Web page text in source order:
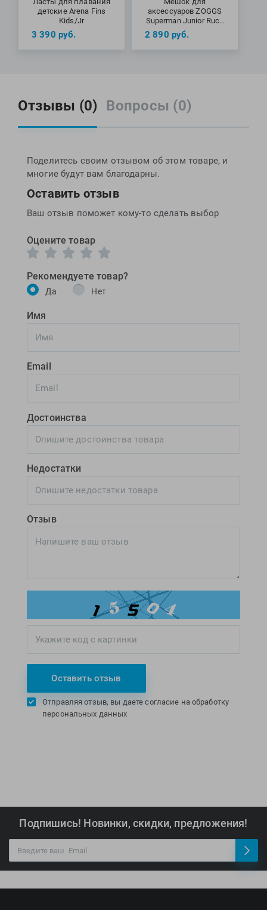
детские Arena Fins
Kids/Jr
3 390 руб.
аксессуаров ZOGGS
Superman Junior Ruck
Sack
2 890 руб.
Отзывы (0) Вопросы (0)
Поделитесь своим отзывом об этом товаре, и
многие будут вам благодарны.
Оставить отзыв
Ваш отзыв поможет кому-то сделать выбор
Оцените товар
Рекомендуете товар?
Да Нет
Имя
Email
Достоинства
Недостатки
Отзыв
Оставить отзыв
Отправляя отзыв, вы даете согласие на обработку
персональных данных
Подпишись! Новинки, скидки, предложения!